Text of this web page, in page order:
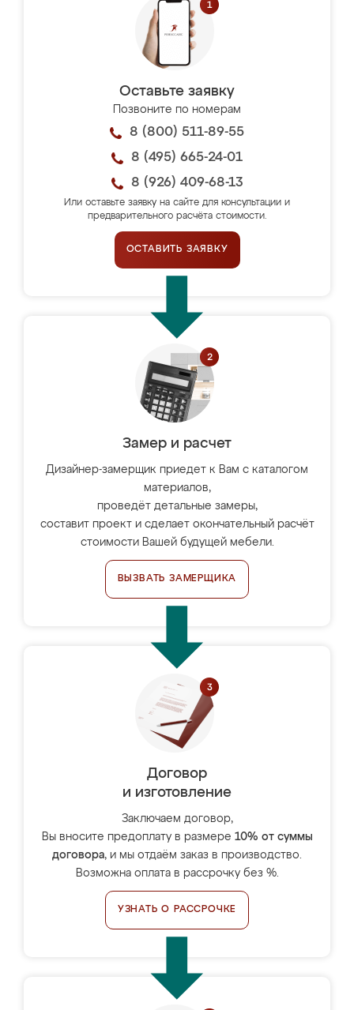
Оставьте заявку
Позвоните по номерам
8 (800) 511-89-55
8 (495) 665-24-01
8 (926) 409-68-13
Или оставьте заявку на сайте для консультации и
предварительного расчёта стоимости.
ОСТАВИТЬ ЗАЯВКУ
Замер и расчет
Дизайнер-замерщик приедет к Вам с каталогом
материалов,
проведёт детальные замеры,
составит проект и сделает окончательный расчёт
стоимости Вашей будущей мебели.
ВЫЗВАТЬ ЗАМЕРЩИКА
Договор
и изготовление
Заключаем договор,
Вы вносите предоплату в размере 10% от суммы
договора, и мы отдаём заказ в производство.
Возможна оплата в рассрочку без %.
УЗНАТЬ О РАССРОЧКЕ